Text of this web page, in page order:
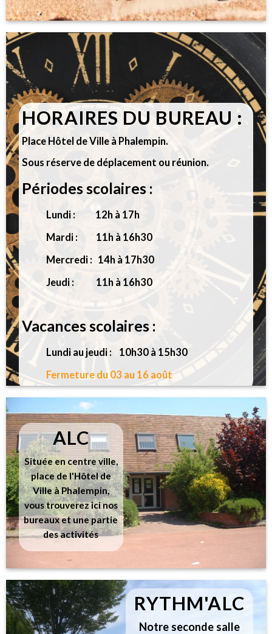
HORAIRES DU BUREAU :
Place Hôtel de Ville à Phalempin.
Sous réserve de déplacement ou réunion.
Périodes scolaires :
Lundi : 12h à 17h
Mardi : 11h à 16h30
Mercredi : 14h à 17h30
Jeudi : 11h à 16h30
Vacances scolaires :
Lundi au jeudi : 10h30 à 15h30
Fermeture du 03 au 16 août
ALC
Située en centre ville,
place de l'Hôtel de
Ville à Phalempin,
vous trouverez ici nos
bureaux et une partie
des activités
RYTHM'ALC
Notre seconde salle